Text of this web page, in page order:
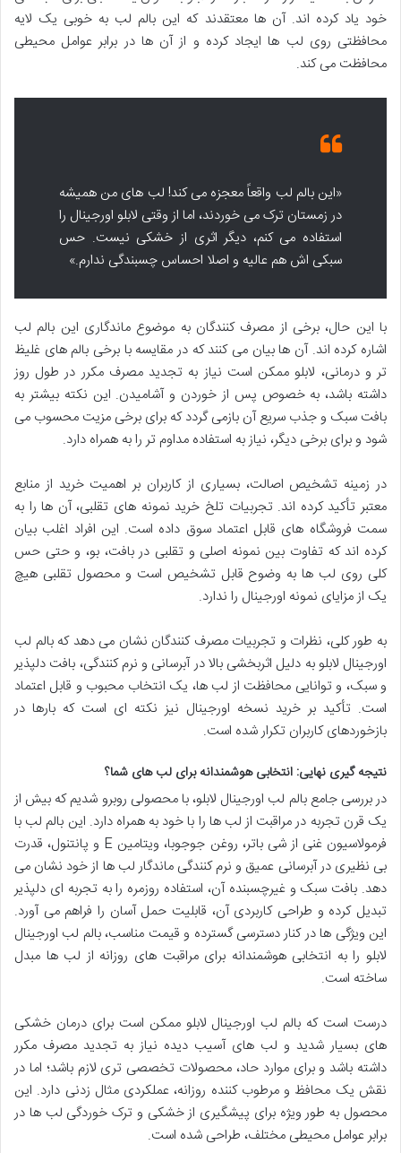
خود یاد کرده اند. آن ها معتقدند که این بالم لب به خوبی یک لایه
محافظتی روی لب ها ایجاد کرده و از آن ها در برابر عوامل محیطی
محافظت می کند.
«این بالم لب واقعاً معجزه می کند! لب های من همیشه
در زمستان ترک می خوردند، اما از وقتی لابلو اورجینال را
استفاده می کنم، دیگر اثری از خشکی نیست. حس
سبکی اش هم عالیه و اصلا احساس چسبندگی ندارم.»
با این حال، برخی از مصرف کنندگان به موضوع ماندگاری این بالم لب
اشاره کرده اند. آن ها بیان می کنند که در مقایسه با برخی بالم های غلیظ
تر و درمانی، لابلو ممکن است نیاز به تجدید مصرف مکرر در طول روز
داشته باشد، به خصوص پس از خوردن و آشامیدن. این نکته بیشتر به
بافت سبک و جذب سریع آن بازمی گردد که برای برخی مزیت محسوب می
شود و برای برخی دیگر، نیاز به استفاده مداوم تر را به همراه دارد.
در زمینه تشخیص اصالت، بسیاری از کاربران بر اهمیت خرید از منابع
معتبر تأکید کرده اند. تجربیات تلخ خرید نمونه های تقلبی، آن ها را به
سمت فروشگاه های قابل اعتماد سوق داده است. این افراد اغلب بیان
کرده اند که تفاوت بین نمونه اصلی و تقلبی در بافت، بو، و حتی حس
کلی روی لب ها به وضوح قابل تشخیص است و محصول تقلبی هیچ
یک از مزایای نمونه اورجینال را ندارد.
به طور کلی، نظرات و تجربیات مصرف کنندگان نشان می دهد که بالم لب
اورجینال لابلو به دلیل اثربخشی بالا در آبرسانی و نرم کنندگی، بافت دلپذیر
و سبک، و توانایی محافظت از لب ها، یک انتخاب محبوب و قابل اعتماد
است. تأکید بر خرید نسخه اورجینال نیز نکته ای است که بارها در
بازخوردهای کاربران تکرار شده است.
نتیجه گیری نهایی: انتخابی هوشمندانه برای لب های شما؟
در بررسی جامع بالم لب اورجینال لابلو، با محصولی روبرو شدیم که بیش از
یک قرن تجربه در مراقبت از لب ها را با خود به همراه دارد. این بالم لب با
فرمولاسیون غنی از شی باتر، روغن جوجوبا، ویتامین E و پانتنول، قدرت
بی نظیری در آبرسانی عمیق و نرم کنندگی ماندگار لب ها از خود نشان می
دهد. بافت سبک و غیرچسبنده آن، استفاده روزمره را به تجربه ای دلپذیر
تبدیل کرده و طراحی کاربردی آن، قابلیت حمل آسان را فراهم می آورد.
این ویژگی ها در کنار دسترسی گسترده و قیمت مناسب، بالم لب اورجینال
لابلو را به انتخابی هوشمندانه برای مراقبت های روزانه از لب ها مبدل
ساخته است.
درست است که بالم لب اورجینال لابلو ممکن است برای درمان خشکی
های بسیار شدید و لب های آسیب دیده نیاز به تجدید مصرف مکرر
داشته باشد و برای موارد حاد، محصولات تخصصی تری لازم باشد؛ اما در
نقش یک محافظ و مرطوب کننده روزانه، عملکردی مثال زدنی دارد. این
محصول به طور ویژه برای پیشگیری از خشکی و ترک خوردگی لب ها در
برابر عوامل محیطی مختلف، طراحی شده است.